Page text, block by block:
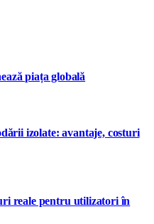
piața globală
izolate: avantaje, costuri
reale pentru utilizatori în